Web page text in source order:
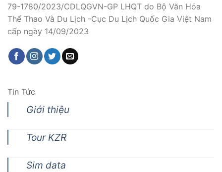
79-1780/2023/CDLQGVN-GP LHQT do Bộ Văn Hóa
Thể Thao Và Du Lịch -Cục Du Lịch Quốc Gia Việt Nam
cấp ngày 14/09/2023
Tin Tức
Giới thiệu
Tour KZR
Sim data